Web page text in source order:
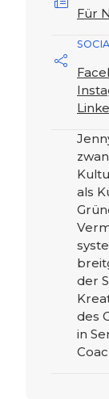
Für
als
der
des
in